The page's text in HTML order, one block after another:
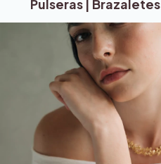
Pulseras | Brazaletes